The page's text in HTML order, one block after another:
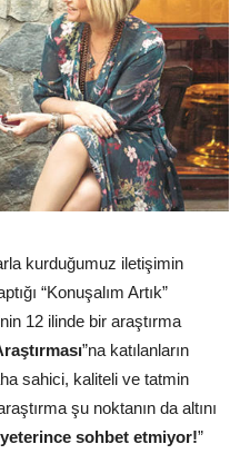
kurduğumuz iletişimin
“Konuşalım Artık”
12 ilinde bir araştırma
”na katılanların
sahici, kaliteli ve tatmin
şu noktanın da altını
sohbet etmiyor!”